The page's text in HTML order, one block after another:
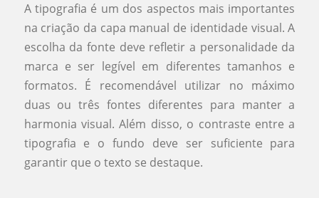
A tipografia é um dos aspectos mais importantes
na criação da capa manual de identidade visual. A
escolha da fonte deve refletir a personalidade da
marca e ser legível em diferentes tamanhos e
formatos. É recomendável utilizar no máximo
duas ou três fontes diferentes para manter a
harmonia visual. Além disso, o contraste entre a
tipografia e o fundo deve ser suficiente para
garantir que o texto se destaque.